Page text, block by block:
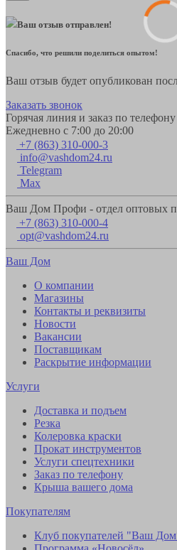
Ваш отзыв отправлен!
Спасибо, что решили поделиться опытом!
Ваш отзыв будет опубликован
Заказать звонок
Горячая линия и заказ по телефону
Ежедневно с 7:00 до 20:00
+7 (863) 310-000-3
info@vashdom24.ru
Telegram
Max
Ваш Дом Профи - отдел оптовых
+7 (863) 310-000-4
opt@vashdom24.ru
Ваш Дом
О компании
Магазины
Контакты и реквизиты
Новости
Вакансии
Поставщикам
Раскрытие информации
Услуги
Доставка и подъем
Резка
Колеровка краски
Прокат инструментов
Услуги спецтехники
Заказ по телефону
Крыша вашего дома
Покупателям
Клуб покупателей "Ваш